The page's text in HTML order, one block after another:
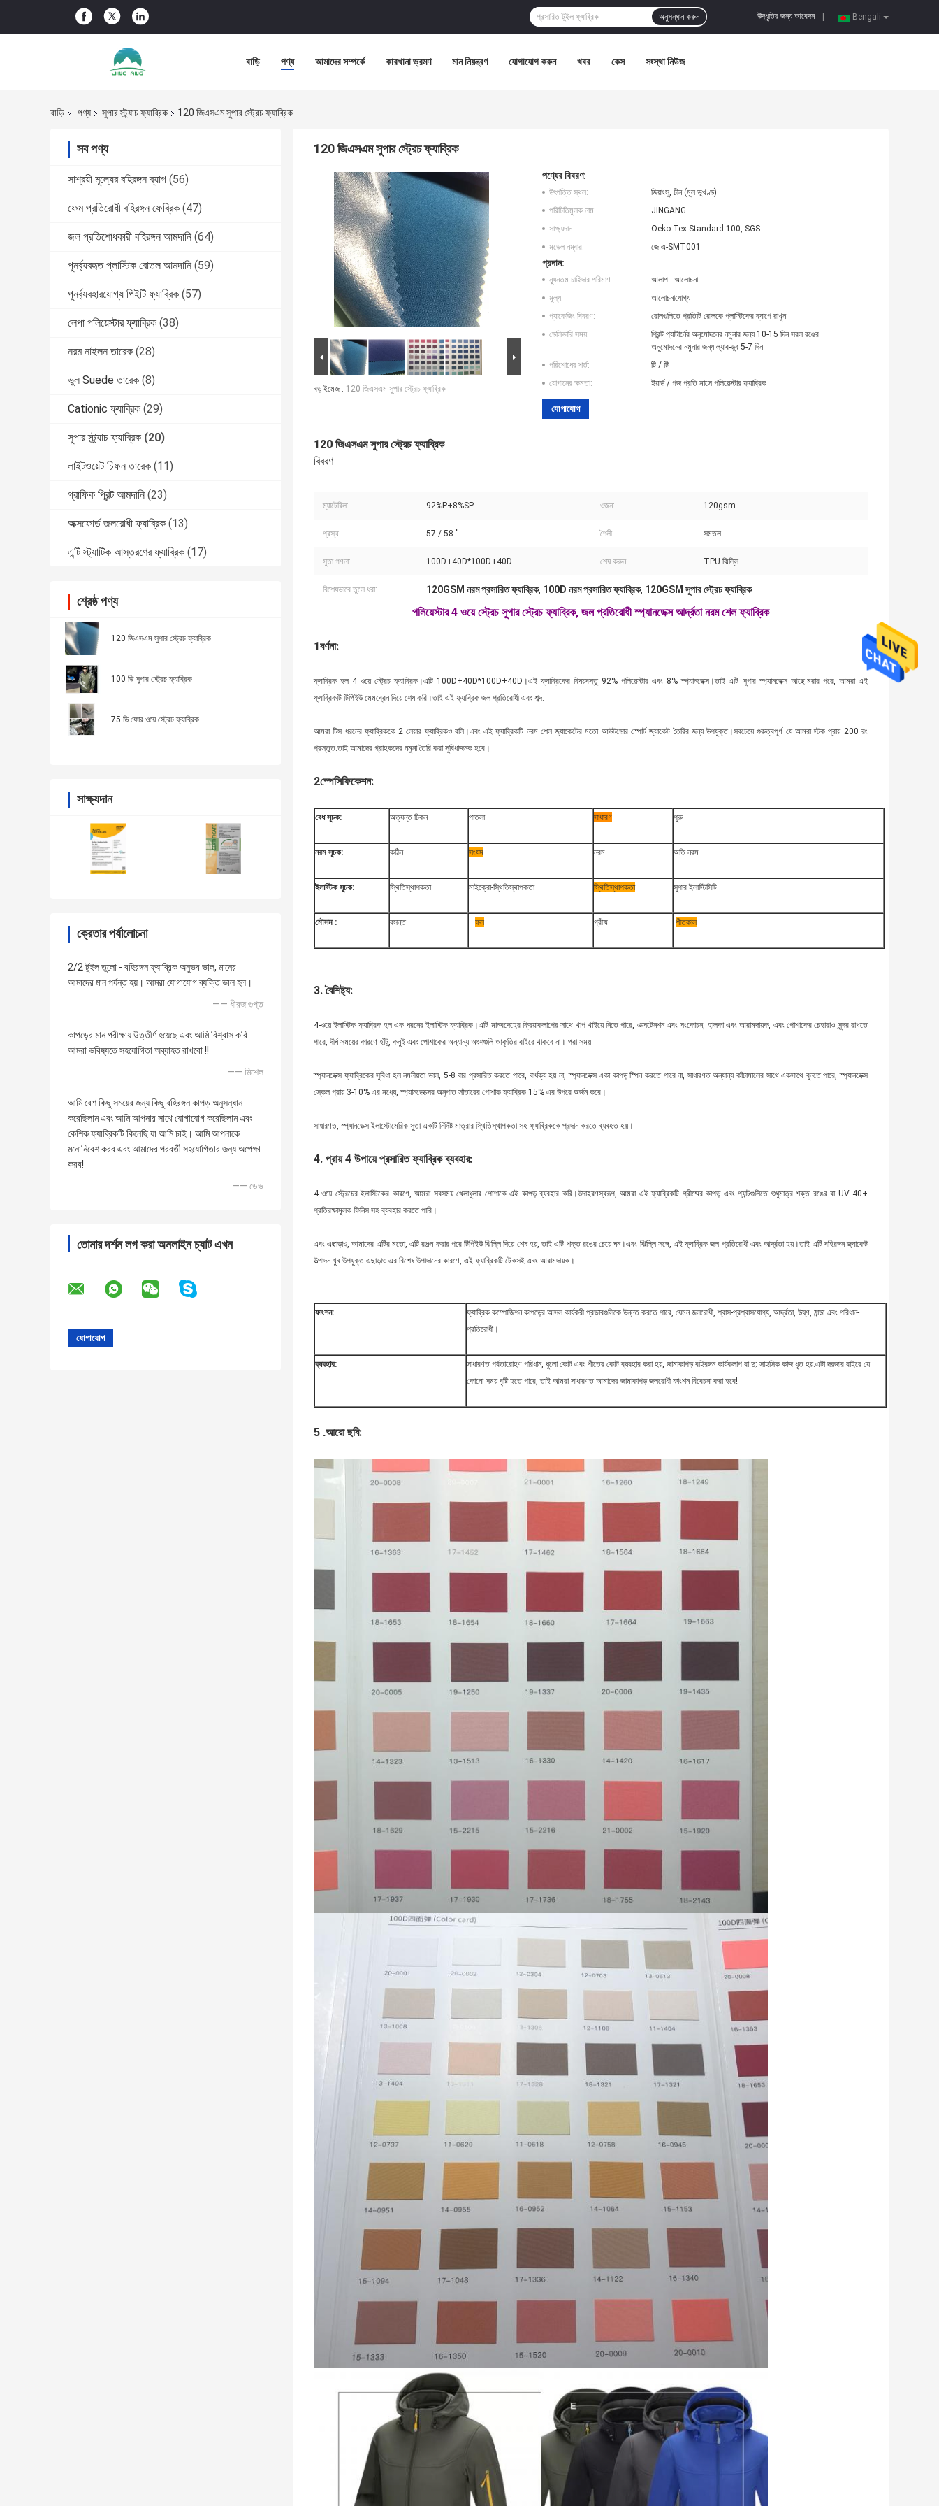
Bengali
উদ্ধৃতির জন্য আবেদন
অনুসন্ধান করুন
বাড়ি পণ্য আমাদের সম্পর্কে কারখানা ভ্রমণ মান নিয়ন্ত্রণ যোগাযোগ করুন খবর কেস সংস্থা নিউজ
বাড়ি পণ্য সুপার স্ট্র্যাচ ফ্যাব্রিক 120 জিএসএম সুপার স্ট্রেচ ফ্যাব্রিক
সব পণ্য
সাশ্রয়ী মূল্যের বহিরঙ্গন ব্যাগ (56)
ফেম প্রতিরোধী বহিরঙ্গন ফেব্রিক (47)
জল প্রতিশোধকারী বহিরঙ্গন আমদানি (64)
পুনর্ব্যবহৃত প্লাস্টিক বোতল আমদানি (59)
পুনর্ব্যবহারযোগ্য পিইটি ফ্যাব্রিক (57)
লেপা পলিয়েস্টার ফ্যাব্রিক (38)
নরম নাইলন তারেক (28)
ভুল Suede তারেক (8)
Cationic ফ্যাব্রিক (29)
সুপার স্ট্র্যাচ ফ্যাব্রিক (20)
লাইটওয়েট চিফন তারেক (11)
গ্রাফিক প্রিন্ট আমদানি (23)
অক্সফোর্ড জলরোধী ফ্যাব্রিক (13)
এন্টি স্ট্যাটিক আস্তরণের ফ্যাব্রিক (17)
শ্রেষ্ঠ পণ্য
120 জিএসএম সুপার স্ট্রেচ ফ্যাব্রিক
100 ডি সুপার স্ট্রেচ ফ্যাব্রিক
75 ডি ফোর ওয়ে স্ট্রেচ ফ্যাব্রিক
সাক্ষ্যদান
ক্রেতার পর্যালোচনা
2/2 টুইল তুলো - বহিরঙ্গন ফ্যাব্রিক অনুভব ভাল, মানের
আমাদের মান পর্যন্ত হয়। আমরা যোগাযোগ ব্যক্তি ভাল হল।
—— ধীরজ গুপ্ত
কাপড়ের মান পরীক্ষায় উত্তীর্ণ হয়েছে এবং আমি বিশ্বাস করি
আমরা ভবিষ্যতে সহযোগিতা অব্যাহত রাখবো !!
—— মিশেল
আমি বেশ কিছু সময়ের জন্য কিছু বহিরঙ্গন কাপড় অনুসন্ধান
করেছিলাম এবং আমি আপনার সাথে যোগাযোগ করেছিলাম এবং
কেশিক ফ্যাব্রিকটি কিনেছি যা আমি চাই। আমি আপনাকে
মনোনিবেশ করব এবং আমাদের পরবর্তী সহযোগিতার জন্য অপেক্ষা
করব!
—— ডেভ
তোমার দর্শন লগ করা অনলাইন চ্যাট এখন
120 জিএসএম সুপার স্ট্রেচ ফ্যাব্রিক
বড় ইমেজ : 120 জিএসএম সুপার স্ট্রেচ ফ্যাব্রিক
পণ্যের বিবরণ:
উৎপত্তি স্থল:
জিয়াংসু, চীন (মূল ভূখণ্ড)
পরিচিতিমুলক নাম:
JINGANG
সাক্ষ্যদান:
Oeko-Tex Standard 100, SGS
মডেল নম্বার:
জে এ-SMT001
প্রদান:
ন্যূনতম চাহিদার পরিমাণ:
আলাপ - আলোচনা
মূল্য:
আলোচনাযোগ্য
প্যাকেজিং বিবরণ:
রোলগুলিতে প্রতিটি রোলকে প্লাস্টিকের ব্যাগে রাখুন
ডেলিভারি সময়:
প্রিন্ট প্যাটার্নের অনুমোদনের নমুনার জন্য 10-15 দিন সরল রঙের
অনুমোদনের নমুনার জন্য ল্যাব-ডুব 5-7 দিন
পরিশোধের শর্ত:
টি / টি
যোগানের ক্ষমতা:
ইয়ার্ড / গজ প্রতি মাসে পলিয়েস্টার ফ্যাব্রিক
যোগাযোগ
120 জিএসএম সুপার স্ট্রেচ ফ্যাব্রিক
বিবরণ
ম্যাটেরিল: 92%P+8%SP ওজন: 120gsm
প্রস্থ: 57 / 58 '' শৈলী: সমতল
সুতা গণনা: 100D+40D*100D+40D শেষ করুন: TPU ঝিল্লি
বিশেষভাবে তুলে ধরা: 120GSM নরম প্রসারিত ফ্যাব্রিক, 100D নরম প্রসারিত ফ্যাব্রিক, 120GSM সুপার স্ট্রেচ ফ্যাব্রিক
পলিয়েস্টার 4 ওয়ে স্ট্রেচ সুপার স্ট্রেচ ফ্যাব্রিক, জল প্রতিরোধী স্প্যানডেক্স আর্দ্রতা নরম শেল ফ্যাব্রিক
1বর্ণনা:
ফ্যাব্রিক হল 4 ওয়ে স্ট্রেচ ফ্যাব্রিক।এটি 100D+40D*100D+40D।এই ফ্যাব্রিকের বিষয়বস্তু 92% পলিয়েস্টার এবং 8% স্প্যানডেক্স।তাই এটি সুপার স্প্যানডেক্স আছে.মরার পরে, আমরা এই
ফ্যাব্রিকটি টিপিইউ মেমব্রেন দিয়ে শেষ করি।তাই এই ফ্যাব্রিক জল প্রতিরোধী এবং শব্দ.
আমরা টিস ধরনের ফ্যাব্রিককে 2 লেয়ার ফ্যাব্রিকও বলি।এবং এই ফ্যাব্রিকটি নরম শেল জ্যাকেটের মতো আউটডোর স্পোর্ট জ্যাকেট তৈরির জন্য উপযুক্ত।সবচেয়ে গুরুত্বপূর্ণ যে আমরা স্টক প্রায় 200 রং
প্রস্তুত.তাই আমাদের গ্রাহকদের নমুনা তৈরি করা সুবিধাজনক হবে।
2স্পেসিফিকেশন:
বেধ সূচক: অত্যন্ত চিকন পাতলা সাধারণ পুরু
নরম সূচক: কঠিন সংযম নরম অতি নরম
ইলাস্টিক সূচক: স্থিতিস্থাপকতা মাইক্রো-স্থিতিস্থাপকতা স্থিতিস্থাপকতা সুপার ইলাস্টিসিটি
মৌসম : বসন্ত ফল গ্রীষ্ম শীতকাল
3. বৈশিষ্ট্য:
4-ওয়ে ইলাস্টিক ফ্যাব্রিক হল এক ধরনের ইলাস্টিক ফ্যাব্রিক।এটি মানবদেহের ক্রিয়াকলাপের সাথে খাপ খাইয়ে নিতে পারে, এক্সটেনশন এবং সংকোচন, হালকা এবং আরামদায়ক, এবং পোশাকের চেহারাও সুন্দর রাখতে
পারে, দীর্ঘ সময়ের কারণে হাঁটু, কনুই এবং পোশাকের অন্যান্য অংশগুলি আকৃতির বাইরে থাকবে না। পরা সময়
স্প্যানডেক্স ফ্যাব্রিকের সুবিধা হল নমনীয়তা ভাল, 5-8 বার প্রসারিত করতে পারে, বার্ধক্য হয় না, স্প্যানডেক্স একা কাপড় স্পিন করতে পারে না, সাধারণত অন্যান্য কাঁচামালের সাথে একসাথে বুনতে পারে, স্প্যানডেক্স
স্কেল প্রায় 3-10% এর মধ্যে, স্প্যানডেক্সের অনুপাত সাঁতারের পোশাক ফ্যাব্রিক 15% এর উপরে অর্জন করে।
সাধারণত, স্প্যানডেক্স ইলাস্টোমেরিক সুতা একটি নির্দিষ্ট মাত্রার স্থিতিস্থাপকতা সহ ফ্যাব্রিককে প্রদান করতে ব্যবহৃত হয়।
4. প্রায় 4 উপায়ে প্রসারিত ফ্যাব্রিক ব্যবহার:
4 ওয়ে স্ট্রেচের ইলাস্টিকের কারণে, আমরা সবসময় খেলাধুলার পোশাকে এই কাপড় ব্যবহার করি।উদাহরণস্বরূপ, আমরা এই ফ্যাব্রিকটি গ্রীষ্মের কাপড় এবং প্যান্টগুলিতে শুধুমাত্র শক্ত রঙের বা UV 40+
প্রতিরক্ষামূলক ফিনিস সহ ব্যবহার করতে পারি।
এবং এছাড়াও, আমাদের এটির মতো, এটি রঞ্জন করার পরে টিপিইউ ঝিল্লি দিয়ে শেষ হয়, তাই এটি শক্ত রঙের চেয়ে ঘন।এবং ঝিল্লি সঙ্গে, এই ফ্যাব্রিক জল প্রতিরোধী এবং আর্দ্রতা হয়।তাই এটি বহিরঙ্গন জ্যাকেট
উত্পাদন খুব উপযুক্ত.এছাড়াও এর বিশেষ উপাদানের কারণে, এই ফ্যাব্রিকটি টেকসই এবং আরামদায়ক।
ফাংশন:
ফ্যাব্রিক কম্পোজিশন কাপড়ের আসল কার্যকরী প্রভাবগুলিকে উন্নত করতে পারে, যেমন জলরোধী, শ্বাস-প্রশ্বাসযোগ্য, আর্দ্রতা, উষ্ণ, ঠান্ডা এবং পরিধান-
প্রতিরোধী।
ব্যবহার:
সাধারণত পর্বতারোহণ পরিধান, ধুলো কোট এবং শীতের কোট ব্যবহার করা হয়, জামাকাপড় বহিরঙ্গন কার্যকলাপ বা দু: সাহসিক কাজ ধৃত হয়.এটা দরজার বাইরে যে
কোনো সময় বৃষ্টি হতে পারে, তাই আমরা সাধারণত আমাদের জামাকাপড় জলরোধী ফাংশন বিবেচনা করা হবে!
5 .আরো ছবি: